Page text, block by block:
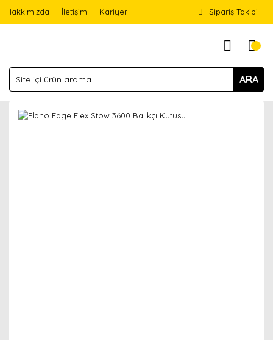
Hakkımızda İletişim Kariyer Sipariş Takibi
ARA